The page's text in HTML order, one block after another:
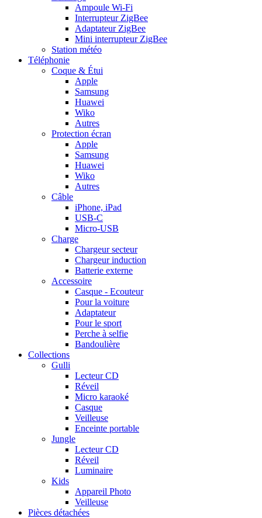
Ampoule Wi-Fi
Interrupteur ZigBee
Adaptateur ZigBee
Mini interrupteur ZigBee
Station météo
Téléphonie
Coque & Étui
Apple
Samsung
Huawei
Wiko
Autres
Protection écran
Apple
Samsung
Huawei
Wiko
Autres
Câble
iPhone, iPad
USB-C
Micro-USB
Charge
Chargeur secteur
Chargeur induction
Batterie externe
Accessoire
Casque - Ecouteur
Pour la voiture
Adaptateur
Pour le sport
Perche à selfie
Bandoulière
Collections
Gulli
Lecteur CD
Réveil
Micro karaoké
Casque
Veilleuse
Enceinte portable
Jungle
Lecteur CD
Réveil
Luminaire
Kids
Appareil Photo
Veilleuse
Pièces détachées